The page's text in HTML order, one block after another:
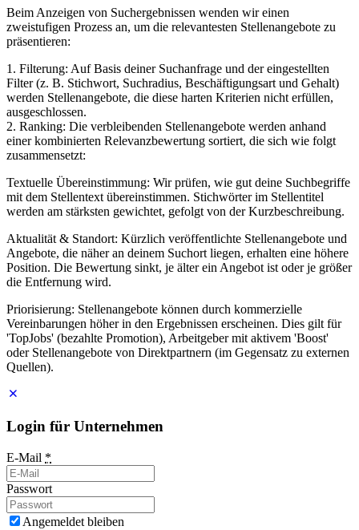
Beim Anzeigen von Suchergebnissen wenden wir einen
zweistufigen Prozess an, um die relevantesten Stellenangebote zu
präsentieren:
1. Filterung: Auf Basis deiner Suchanfrage und der eingestellten
Filter (z. B. Stichwort, Suchradius, Beschäftigungsart und Gehalt)
werden Stellenangebote, die diese harten Kriterien nicht erfüllen,
ausgeschlossen.
2. Ranking: Die verbleibenden Stellenangebote werden anhand
einer kombinierten Relevanzbewertung sortiert, die sich wie folgt
zusammensetzt:
Textuelle Übereinstimmung: Wir prüfen, wie gut deine Suchbegriffe
mit dem Stellentext übereinstimmen. Stichwörter im Stellentitel
werden am stärksten gewichtet, gefolgt von der Kurzbeschreibung.
Aktualität & Standort: Kürzlich veröffentlichte Stellenangebote und
Angebote, die näher an deinem Suchort liegen, erhalten eine höhere
Position. Die Bewertung sinkt, je älter ein Angebot ist oder je größer
die Entfernung wird.
Priorisierung: Stellenangebote können durch kommerzielle
Vereinbarungen höher in den Ergebnissen erscheinen. Dies gilt für
'TopJobs' (bezahlte Promotion), Arbeitgeber mit aktivem 'Boost'
oder Stellenangebote von Direktpartnern (im Gegensatz zu externen
Quellen).
Login für Unternehmen
E-Mail *
Passwort
Angemeldet bleiben